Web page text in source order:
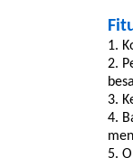
1.
2.
3.
4.
5.